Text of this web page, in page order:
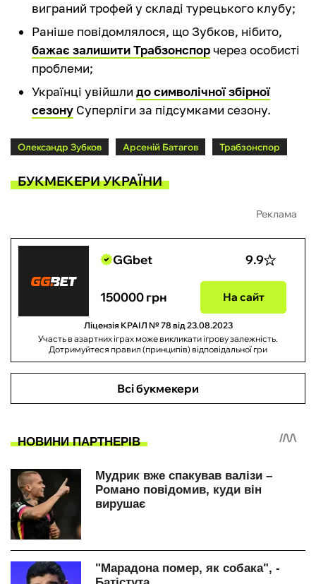
виграний трофей у складі турецького клубу;
Раніше повідомлялося, що Зубков, нібито,
бажає залишити Трабзонспор через особисті
проблеми;
Українці увійшли до символічної збірної
сезону Суперліги за підсумками сезону.
Олександр Зубков Арсеній Батагов Трабзонспор
БУКМЕКЕРИ УКРАЇНИ
Реклама
GGbet 9.9
150000 грн На сайт
Ліцензія КРАІЛ № 78 від 23.08.2023
Участь в азартних іграх може викликати ігрову залежність.
Дотримуйтеся правил (принципів) відповідальної гри
Всі букмекери